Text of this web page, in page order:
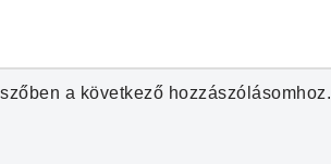
a következő hozzászólásomhoz.